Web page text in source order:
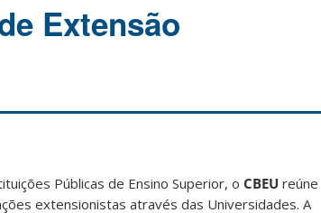
Extensão
Públicas de Ensino Superior, o CBEU reúne
extensionistas através das Universidades. A